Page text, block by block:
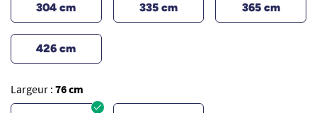
304 cm 335 cm 365 cm
426 cm
Largeur : 76 cm